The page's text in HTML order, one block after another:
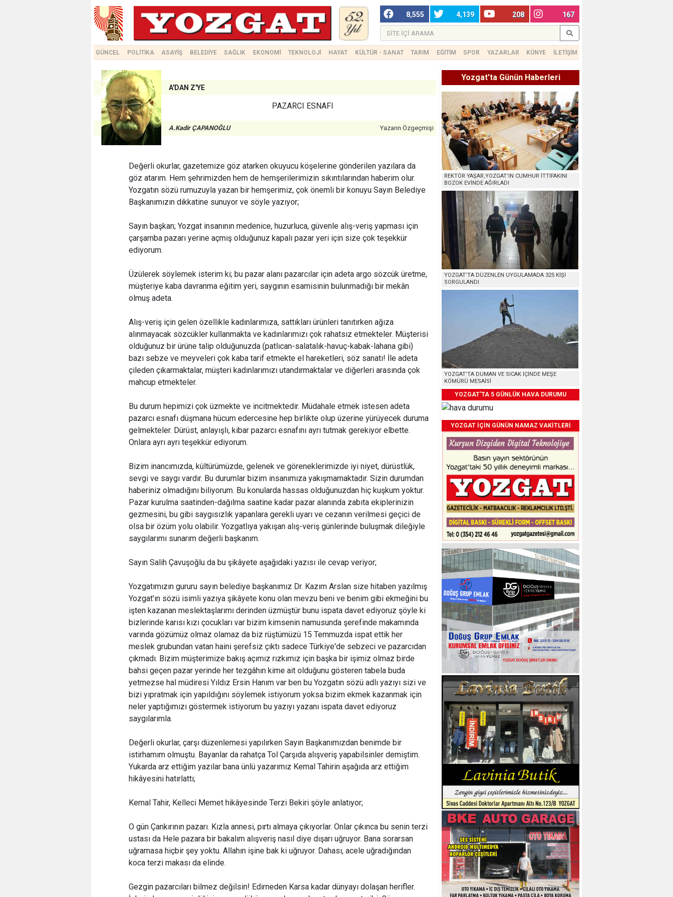
8,555 4,139 208 167
GÜNCEL POLİTİKA ASAYİŞ BELEDİYE SAĞLIK EKONOMİ TEKNOLOJİ HAYAT KÜLTÜR - SANAT TARIM EĞİTİM SPOR YAZARLAR KÜNYE İLETİŞİM
A'DAN Z'YE
PAZARCI ESNAFI
A.Kadir ÇAPANOĞLU Yazarın Özgeçmişi
Değerli okurlar, gazetemize göz atarken okuyucu köşelerine gönderilen yazılara da
göz atarım. Hem şehrimizden hem de hemşerilerimizin sıkıntılarından haberim olur.
Yozgatın sözü rumuzuyla yazan bir hemşerimiz, çok önemli bir konuyu Sayın Belediye
Başkanımızın dikkatine sunuyor ve söyle yazıyor;
Sayın başkan; Yozgat insanının medenice, huzurluca, güvenle alış-veriş yapması için
çarşamba pazarı yerine açmış olduğunuz kapalı pazar yeri için size çok teşekkür
ediyorum.
Üzülerek söylemek isterim ki; bu pazar alanı pazarcılar için adeta argo sözcük üretme,
müşteriye kaba davranma eğitim yeri, saygının esamisinin bulunmadığı bir mekân
olmuş adeta.
Alış-veriş için gelen özellikle kadınlarımıza, sattıkları ürünleri tanıtırken ağıza
alınmayacak sözcükler kullanmakta ve kadınlarımızı çok rahatsız etmekteler. Müşterisi
olduğunuz bir ürüne talip olduğunuzda (patlıcan-salatalık-havuç-kabak-lahana gibi)
bazı sebze ve meyveleri çok kaba tarif etmekte el hareketleri, söz sanatı! İle adeta
çileden çıkarmaktalar, müşteri kadınlarımızı utandırmaktalar ve diğerleri arasında çok
mahcup etmekteler.
Bu durum hepimizi çok üzmekte ve incitmektedir. Müdahale etmek istesen adeta
pazarcı esnafı düşmana hücum edercesine hep birlikte olup üzerine yürüyecek duruma
gelmekteler. Dürüst, anlayışlı, kibar pazarcı esnafını ayrı tutmak gerekiyor elbette.
Onlara ayrı ayrı teşekkür ediyorum.
Bizim inancımızda, kültürümüzde, gelenek ve göreneklerimizde iyi niyet, dürüstlük,
sevgi ve saygı vardır. Bu durumlar bizim insanımıza yakışmamaktadır. Sizin durumdan
haberiniz olmadığını biliyorum. Bu konularda hassas olduğunuzdan hiç kuşkum yoktur.
Pazar kurulma saatinden-dağılma saatine kadar pazar alanında zabıta ekiplerinizin
gezmesini, bu gibi saygısızlık yapanlara gerekli uyarı ve cezanın verilmesi geçici de
olsa bir özüm yolu olabilir. Yozgatlıya yakışan alış-veriş günlerinde buluşmak dileğiyle
saygılarımı sunarım değerli başkanım.
Sayın Salih Çavuşoğlu da bu şikâyete aşağıdaki yazısı ile cevap veriyor;
Yozgatımızın gururu sayın belediye başkanımız Dr. Kazım Arslan size hitaben yazılmış
Yozgat'ın sözü isimli yazıya şikâyete konu olan mevzu beni ve benim gibi ekmeğini bu
işten kazanan meslektaşlarımı derinden üzmüştür bunu ispata davet ediyoruz şöyle ki
bizlerinde karısı kızı çocukları var bizim kimsenin namusunda şerefinde makamında
varında gözümüz olmaz olamaz da biz rüştümüzü 15 Temmuzda ispat ettik her
meslek grubundan vatan haini şerefsiz çıktı sadece Türkiye'de sebzeci ve pazarcıdan
çıkmadı. Bizim müşterimize bakış açımız rızkımız için başka bir işimiz olmaz birde
bahsi geçen pazar yerinde her tezgâhın kime ait olduğunu gösteren tabela buda
yetmezse hal müdiresi Yıldız Ersin Hanım var ben bu Yozgatın sözü adlı yazıyı sizi ve
bizi yıpratmak için yapıldığını söylemek istiyorum yoksa bizim ekmek kazanmak için
neler yaptığımızı göstermek istiyorum bu yazıyı yazanı ispata davet ediyoruz
saygılarımla.
Değerli okurlar, çarşı düzenlemesi yapılırken Sayın Başkanımızdan benimde bir
istirhamım olmuştu. Bayanlar da rahatça Tol Çarşıda alışveriş yapabilsinler demiştim.
Yukarda arz ettiğim yazılar bana ünlü yazarımız Kemal Tahirin aşağıda arz ettiğim
hikâyesini hatırlattı;
Kemal Tahir, Kelleci Memet hikâyesinde Terzi Bekiri şöyle anlatıyor;
O gün Çankırının pazarı. Kızla annesi, pırtı almaya çıkıyorlar. Onlar çıkınca bu senin terzi
ustası da Hele pazara bir bakalım alışveriş nasıl diye dışarı uğruyor. Bana sorarsan
uğramasa hiçbir şey yoktu. Allahın işine bak ki uğruyor. Dahası, acele uğradığından
koca terzi makası da elinde.
Gezgin pazarcıları bilmez değilsin! Edirneden Karsa kadar dünyayı dolaşan herifler.
Yozgat'ta Günün Haberleri
REKTÖR YAŞAR,YOZGAT’IN CUMHUR İTTİFAKINI
BOZOK EVİNDE AĞIRLADI
YOZGAT’TA DÜZENLEN UYGULAMADA 325 KİŞİ
SORGULANDI
YOZGAT’TA DUMAN VE SICAK İÇİNDE MEŞE
KÖMÜRÜ MESAİSİ
YOZGAT'TA 5 GÜNLÜK HAVA DURUMU
YOZGAT İÇİN GÜNÜN NAMAZ VAKİTLERİ